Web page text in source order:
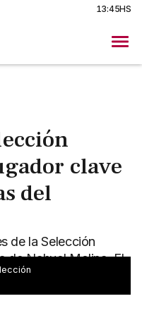
13:45HS
clave
del
de la Selección
de Nahuel Molina. El
desgarró